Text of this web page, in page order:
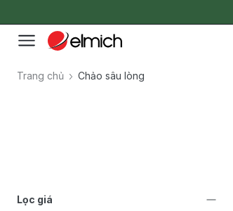
Trang chủ Chảo sâu lòng
Lọc giá